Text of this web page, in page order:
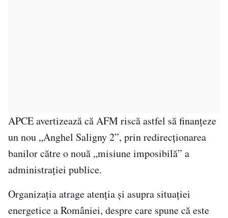
APCE avertizează că AFM riscă astfel să finanțeze
un nou „Anghel Saligny 2”, prin redirecționarea
banilor către o nouă „misiune imposibilă” a
administrației publice.
Organizația atrage atenția și asupra situației
energetice a României, despre care spune că este